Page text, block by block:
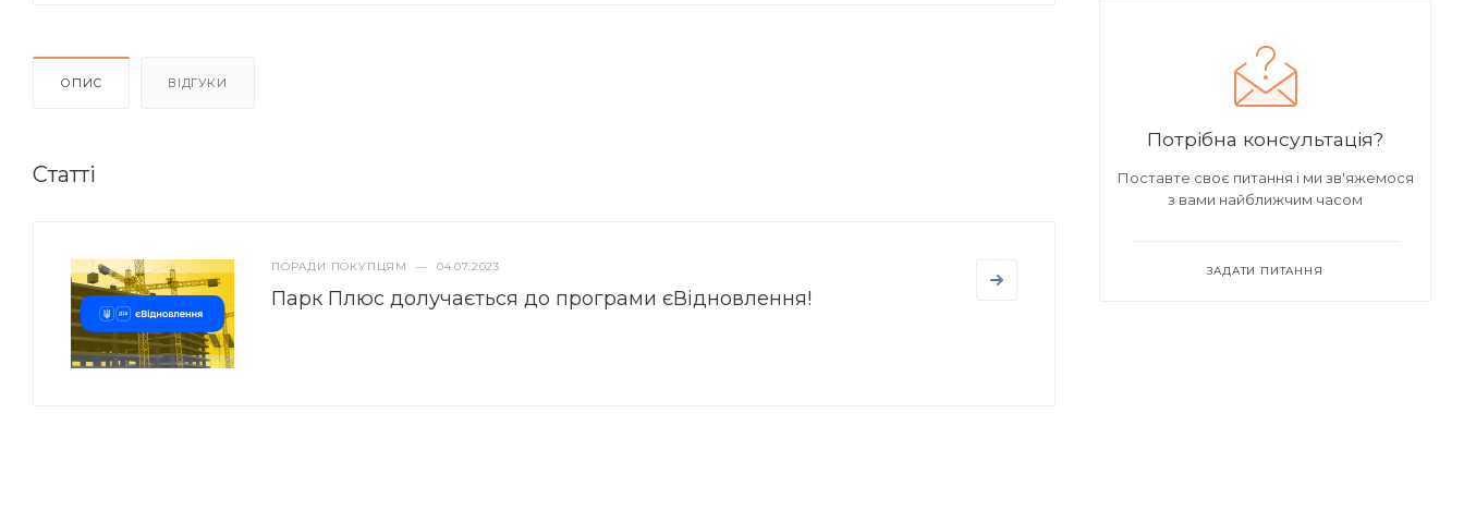
ОПИС ВІДГУКИ
Статті
ПОРАДИ ПОКУПЦЯМ — 04.07.2023
Парк Плюс долучається до програми єВідновлення!
Потрібна консультація?
Поставте своє питання і ми зв'яжемося
з вами найближчим часом
ЗАДАТИ ПИТАННЯ